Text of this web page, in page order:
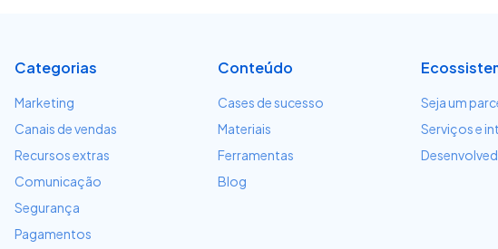
Categorias
Marketing
Canais de vendas
Recursos extras
Comunicação
Segurança
Pagamentos
Conteúdo
Cases de sucesso
Materiais
Ferramentas
Blog
Seja um
Serviços e